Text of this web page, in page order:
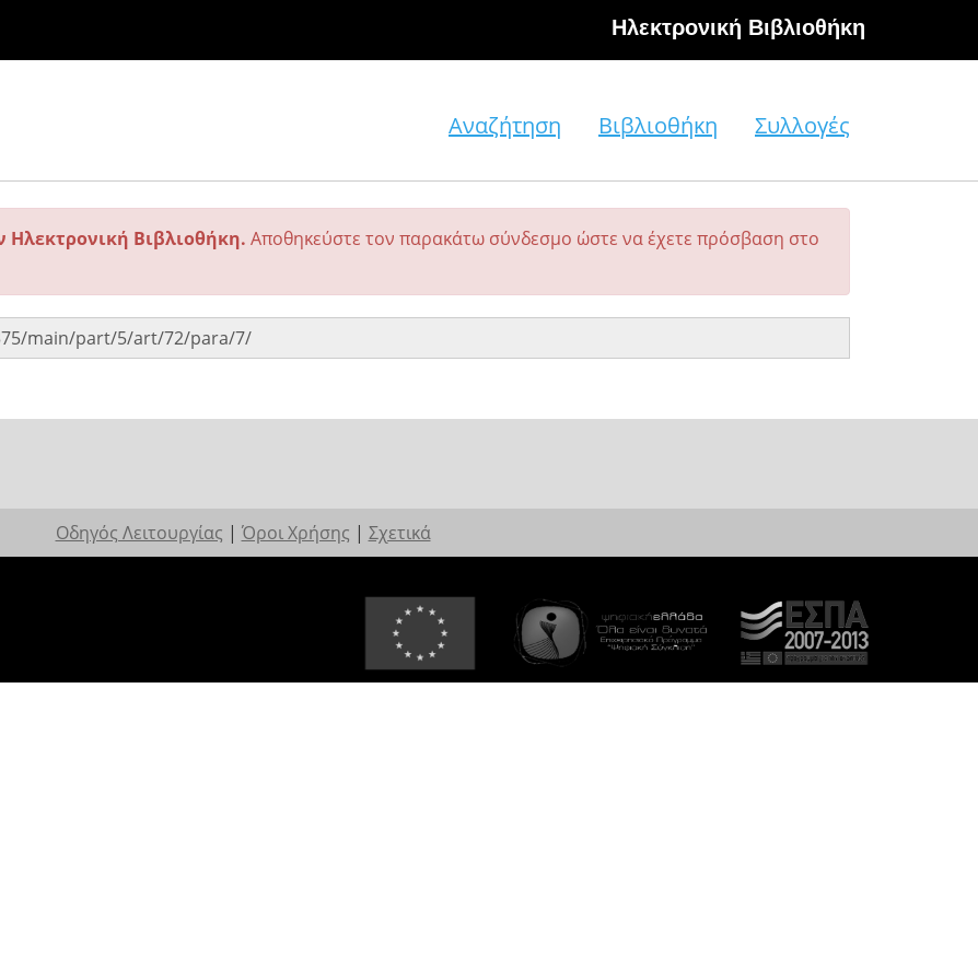
Hλεκτρονική Βιβλιοθήκη
Αναζήτηση Βιβλιοθήκη Συλλογές
Ηλεκτρονική Βιβλιοθήκη. Αποθηκεύστε τον παρακάτω σύνδεσμο ώστε να έχετε πρόσβαση στο
Οδηγός Λειτουργίας | Όροι Χρήσης | Σχετικά